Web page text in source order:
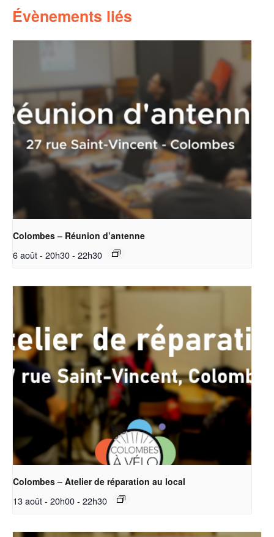
Évènements liés
Colombes – Réunion d’antenne
6 août - 20h30- 22h30
Colombes – Atelier de réparation au local
13 août - 20h00- 22h30